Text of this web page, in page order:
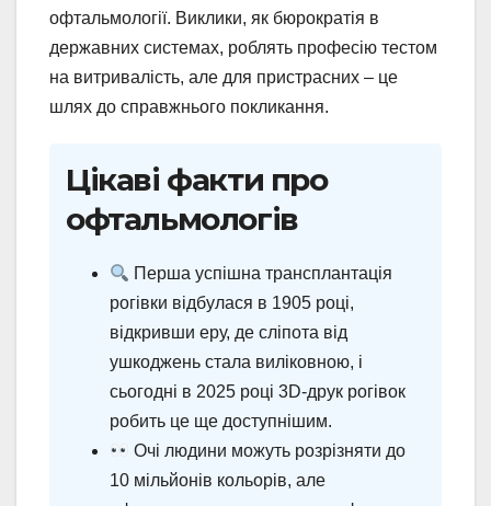
офтальмології. Виклики, як бюрократія в
державних системах, роблять професію тестом
на витривалість, але для пристрасних – це
шлях до справжнього покликання.
Цікаві факти про
офтальмологів
Перша успішна трансплантація
рогівки відбулася в 1905 році,
відкривши еру, де сліпота від
ушкоджень стала виліковною, і
сьогодні в 2025 році 3D-друк рогівок
робить це ще доступнішим.
Очі людини можуть розрізняти до
10 мільйонів кольорів, але